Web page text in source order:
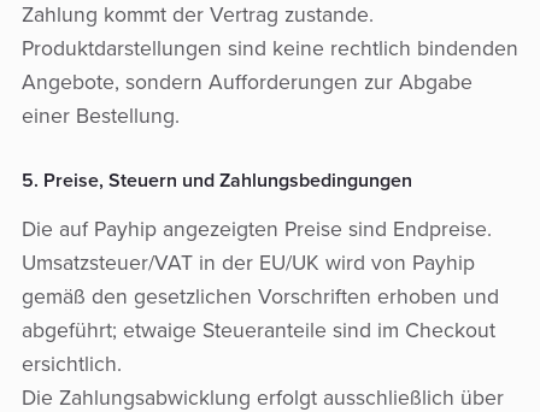
Zahlung kommt der Vertrag zustande.
Produktdarstellungen sind keine rechtlich bindenden
Angebote, sondern Aufforderungen zur Abgabe
einer Bestellung.
5. Preise, Steuern und Zahlungsbedingungen
Die auf Payhip angezeigten Preise sind Endpreise.
Umsatzsteuer/VAT in der EU/UK wird von Payhip
gemäß den gesetzlichen Vorschriften erhoben und
abgeführt; etwaige Steueranteile sind im Checkout
ersichtlich.
Die Zahlungsabwicklung erfolgt ausschließlich über